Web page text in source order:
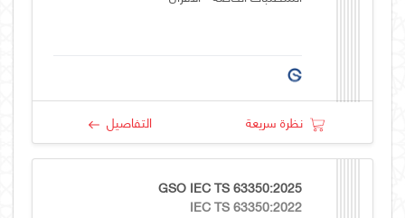
نظرة سريعة التفاصيل
GSO IEC TS 63350:2025
IEC TS 63350:2022